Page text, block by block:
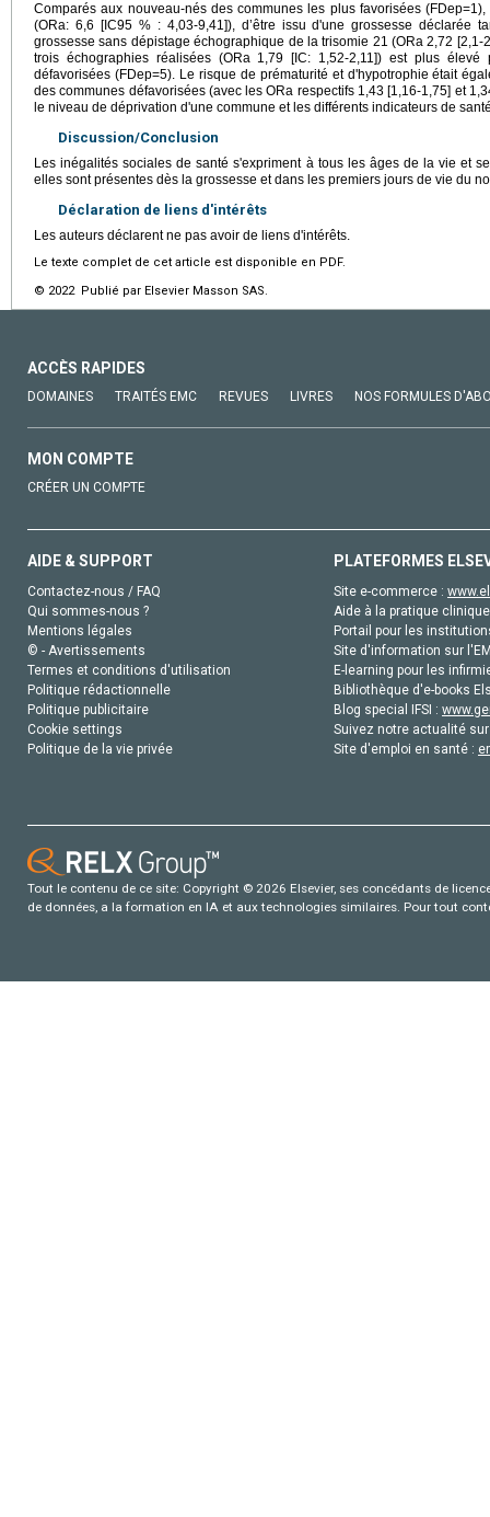
Comparés aux nouveau-nés des communes les plus favorisées
(ORa: 6,6 [IC95 % : 4,03-9,41]), d’être issu d'une grossesse déclarée
grossesse sans dépistage échographique de la trisomie 21 (ORa 2,72
trois échographies réalisées (ORa 1,79 [IC: 1,52-2,11]) est plus élevé
défavorisées (FDep=5). Le risque de prématurité et d'hypotrophie était
des communes défavorisées (avec les ORa respectifs 1,43 [1,16-1,75] et
le niveau de déprivation d'une commune et les différents indicateurs de
Discussion/Conclusion
Les inégalités sociales de santé s'expriment à tous les âges de la vie et
elles sont présentes dès la grossesse et dans les premiers jours de vie du
Déclaration de liens d'intérêts
Les auteurs déclarent ne pas avoir de liens d'intérêts.
Le texte complet de cet article est disponible en PDF.
© 2022 Publié par Elsevier Masson SAS.
ACCÈS RAPIDES
DOMAINES TRAITÉS EMC REVUES LIVRES NOS FORMULES
MON COMPTE
CRÉER UN COMPTE
AIDE & SUPPORT
Contactez-nous / FAQ
Qui sommes-nous ?
Mentions légales
© - Avertissements
Termes et conditions d'utilisation
Politique rédactionnelle
Politique publicitaire
Cookie settings
Politique de la vie privée
PLATEFORMES
Site e-commerce :
Aide à la pratique
Portail pour les
Site d'information sur
E-learning pour les
Bibliothèque d'e-books
Blog special IFSI :
Suivez notre actualité
Site d'emploi en santé :
Tout le contenu de ce site: Copyright © 2026 Elsevier, ses concédants de
de données, a la formation en IA et aux technologies similaires. Pour tout